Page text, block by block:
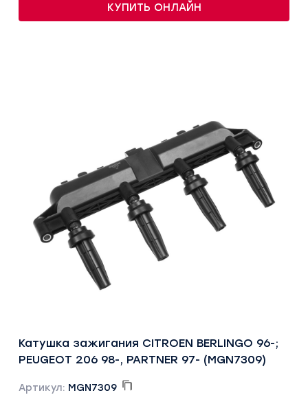
КУПИТЬ ОНЛАЙН
Катушка зажигания CITROEN BERLINGO 96-;
PEUGEOT 206 98-, PARTNER 97- (MGN7309)
Артикул: MGN7309